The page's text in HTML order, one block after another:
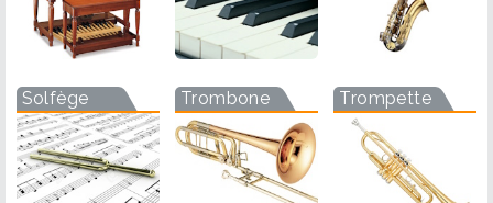
Solfège Trombone Trompette